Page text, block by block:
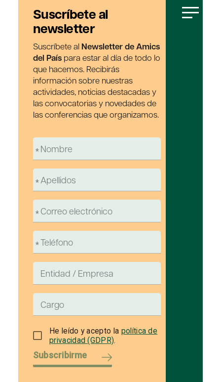
Suscríbete al
newsletter
Suscríbete al Newsletter de Amics
del País para estar al día de todo lo
que hacemos. Recibirás
información sobre nuestras
actividades, noticias destacadas y
las convocatorias y novedades de
las conferencias que organizamos.
He leído y acepto la política de
privacidad (GDPR).
Subscribirme